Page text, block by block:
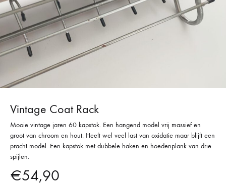
Vintage Coat Rack
Mooie vintage jaren 60 kapstok. Een hangend model vrij massief en
groot van chroom en hout. Heeft wel veel last van oxidatie maar blijft een
pracht model. Een kapstok met dubbele haken en hoedenplank van drie
spijlen.
€54,90